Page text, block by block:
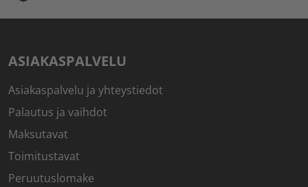
ASIAKASPALVELU
Asiakaspalvelu ja yhteystiedot
Palautus ja vaihdot
Maksutavat
Toimitustavat
Peruutuslomake